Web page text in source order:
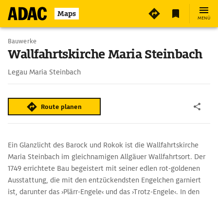
Maps MENÜ
Bauwerke
Wallfahrtskirche Maria Steinbach
Legau Maria Steinbach
Route planen
Ein Glanzlicht des Barock und Rokok ist die Wallfahrtskirche
Maria Steinbach im gleichnamigen Allgäuer Wallfahrtsort. Der
1749 errichtete Bau begeistert mit seiner edlen rot-goldenen
Ausstattung, die mit den entzückendsten Engelchen garniert
ist, darunter das ›Plärr-Engele‹ und das ›Trotz-Engele‹. In den